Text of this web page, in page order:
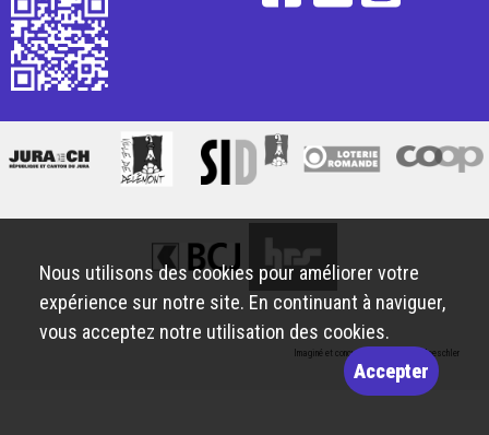
Imaginé et conçu par Giorgianni & Moeschler
Nous utilisons des cookies pour améliorer votre
expérience sur notre site. En continuant à naviguer,
vous acceptez notre utilisation des cookies.
Accepter